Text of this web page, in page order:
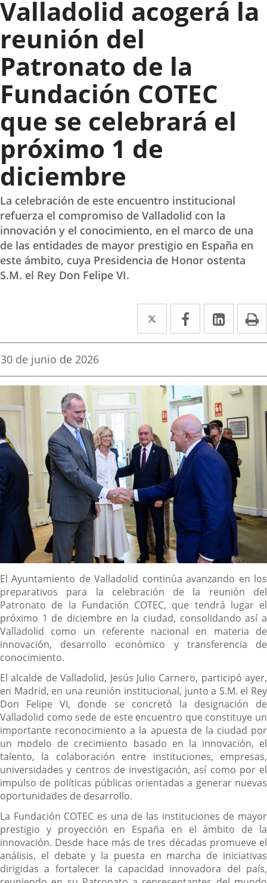
Valladolid acogerá la
reunión del
Patronato de la
Fundación COTEC
que se celebrará el
próximo 1 de
diciembre
La celebración de este encuentro institucional
refuerza el compromiso de Valladolid con la
innovación y el conocimiento, en el marco de una
de las entidades de mayor prestigio en España en
este ámbito, cuya Presidencia de Honor ostenta
S.M. el Rey Don Felipe VI.
Twitter
Enlace
a
aplicación
externa.
Facebook
Enlace
a
aplicación
externa.
Enlace
a
Fecha
la
30 de junio de 2026
Descripción
El Ayuntamiento de Valladolid continúa avanzando en los
preparativos para la celebración de la reunión del
Patronato de la Fundación COTEC, que tendrá lugar el
próximo 1 de diciembre en la ciudad, consolidando así a
Valladolid como un referente nacional en materia de
innovación, desarrollo económico y transferencia de
conocimiento.
El alcalde de Valladolid, Jesús Julio Carnero, participó ayer,
en Madrid, en una reunión institucional, junto a S.M. el Rey
Don Felipe VI, donde se concretó la designación de
Valladolid como sede de este encuentro que constituye un
importante reconocimiento a la apuesta de la ciudad por
un modelo de crecimiento basado en la innovación, el
talento, la colaboración entre instituciones, empresas,
universidades y centros de investigación, así como por el
impulso de políticas públicas orientadas a generar nuevas
oportunidades de desarrollo.
La Fundación COTEC es una de las instituciones de mayor
prestigio y proyección en España en el ámbito de la
innovación. Desde hace más de tres décadas promueve el
análisis, el debate y la puesta en marcha de iniciativas
dirigidas a fortalecer la capacidad innovadora del país,